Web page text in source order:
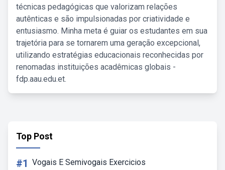
técnicas pedagógicas que valorizam relações
autênticas e são impulsionadas por criatividade e
entusiasmo. Minha meta é guiar os estudantes em sua
trajetória para se tornarem uma geração excepcional,
utilizando estratégias educacionais reconhecidas por
renomadas instituições acadêmicas globais -
fdp.aau.edu.et.
Top Post
#1 Vogais E Semivogais Exercicios